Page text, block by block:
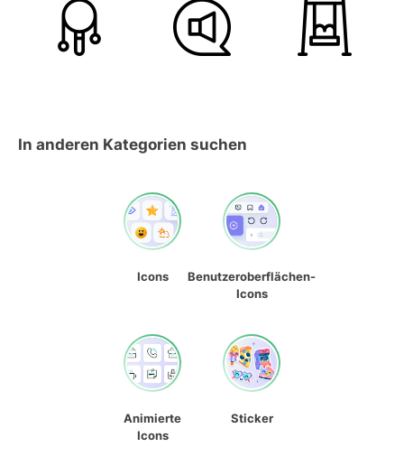
In anderen Kategorien suchen
Icons
Benutzeroberflächen-
Icons
Animierte
Icons
Sticker